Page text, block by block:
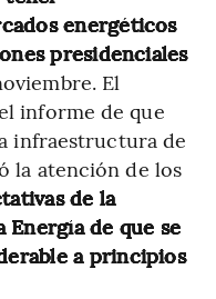
energéticos
presidenciales
El
informe de que
infraestructura de
la atención de los
de la
de que se
a principios